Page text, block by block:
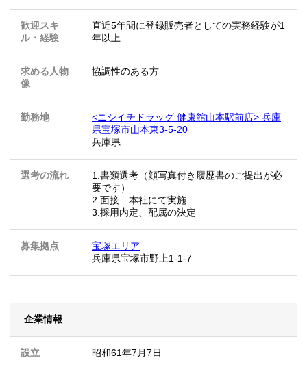
歓迎スキ
ル・経験
直近5年間に登録販売者としての実務経験が1
年以上
求める人物
像
協調性のある方
勤務地
<ニシイチドラッグ 健康館山本駅前店> 兵庫
県宝塚市山本東3-5-20
兵庫県
選考の流れ
1.書類選考（顔写真付き履歴書のご提出が必
要です）
2.面接 本社にて実施
3.採用内定、配属の決定
募集拠点
宝塚エリア
兵庫県宝塚市野上1-1-7
企業情報
設立 昭和61年7月7日